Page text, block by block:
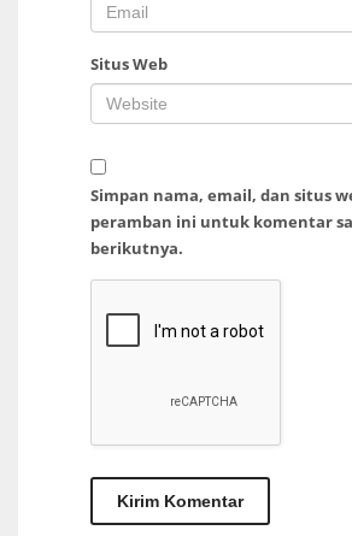
Situs Web
Simpan nama, email, dan situs
peramban ini untuk komentar
berikutnya.